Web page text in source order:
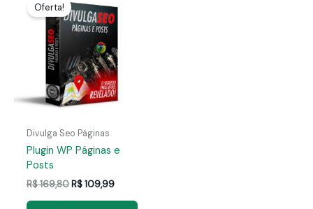
Oferta!
Divulga Seo Páginas
Plugin WP Páginas e
Posts
R$169,80 O
R$109,99O